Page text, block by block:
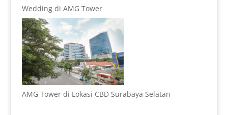
Wedding di AMG Tower
AMG Tower di Lokasi CBD Surabaya Selatan